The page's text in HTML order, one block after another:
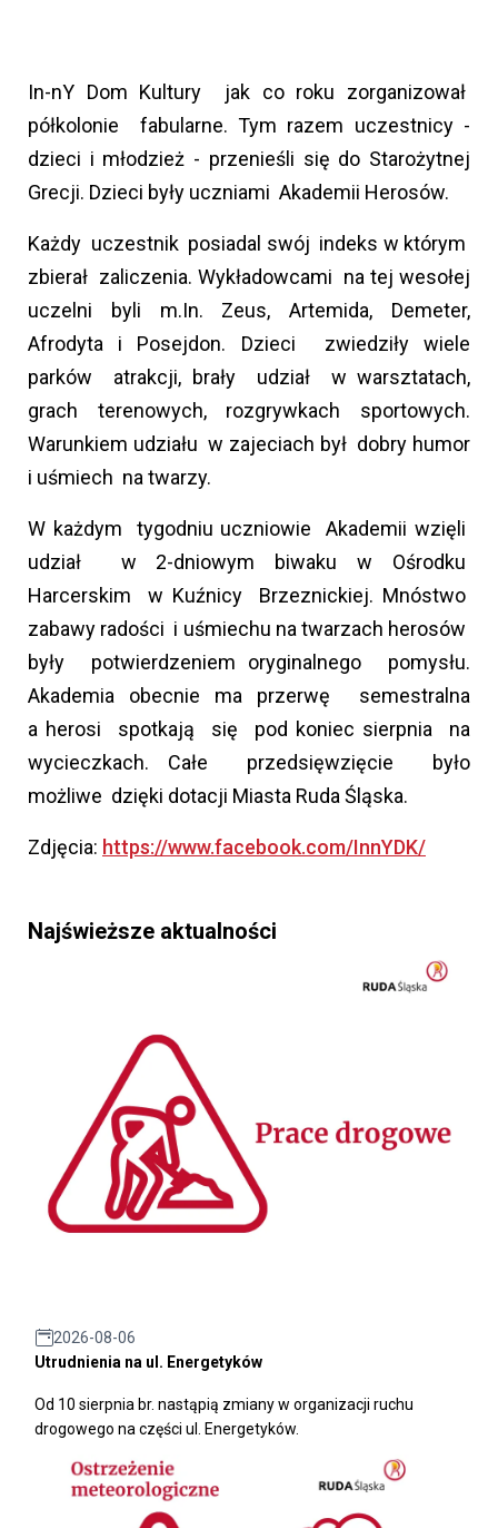
In-nY Dom Kultury jak co roku zorganizował
półkolonie fabularne. Tym razem uczestnicy -
dzieci i młodzież - przenieśli się do Starożytnej
Grecji. Dzieci były uczniami Akademii Herosów.
Każdy uczestnik posiadal swój indeks w którym
zbierał zaliczenia. Wykładowcami na tej wesołej
uczelni byli m.In. Zeus, Artemida, Demeter,
Afrodyta i Posejdon. Dzieci zwiedziły wiele
parków atrakcji, brały udział w warsztatach,
grach terenowych, rozgrywkach sportowych.
Warunkiem udziału w zajeciach był dobry humor
i uśmiech na twarzy.
W każdym tygodniu uczniowie Akademii wzięli
udział w 2-dniowym biwaku w Ośrodku
Harcerskim w Kuźnicy Brzeznickiej. Mnóstwo
zabawy radości i uśmiechu na twarzach herosów
były potwierdzeniem oryginalnego pomysłu.
Akademia obecnie ma przerwę semestralna
a herosi spotkają się pod koniec sierpnia na
wycieczkach. Całe przedsięwzięcie było
możliwe dzięki dotacji Miasta Ruda Śląska.
Zdjęcia: https://www.facebook.com/InnYDK/
Najświeższe aktualności
2026-08-06
Utrudnienia na ul. Energetyków
Od 10 sierpnia br. nastąpią zmiany w organizacji ruchu
drogowego na części ul. Energetyków.